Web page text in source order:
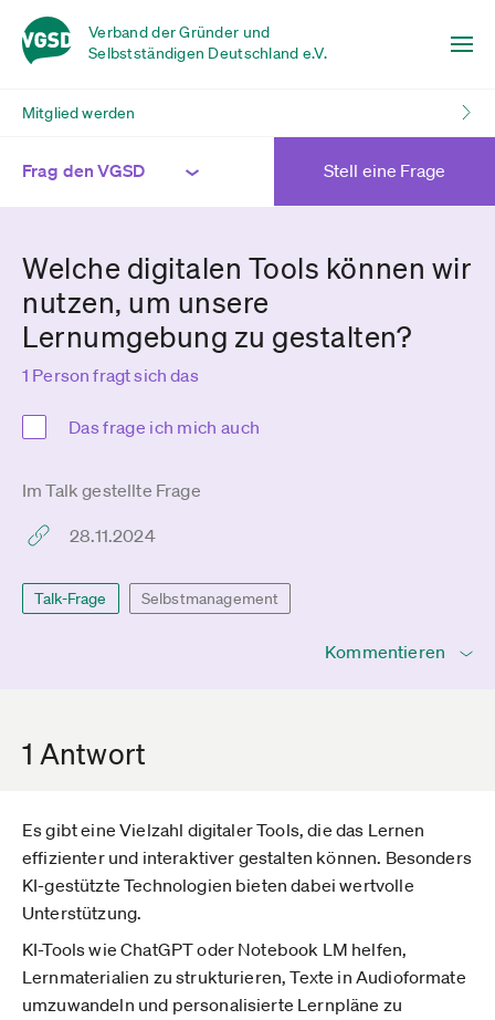
Verband der Gründer und
Selbstständigen Deutschland e.V.
Mitglied werden
Frag den VGSD Stell eine Frage
Welche digitalen Tools können wir
nutzen, um unsere
Lernumgebung zu gestalten?
1 Person fragt sich das
Das frage ich mich auch
Im Talk gestellte Frage
28.11.2024
Talk-Frage Selbstmanagement
Kommentieren
1 Antwort
Es gibt eine Vielzahl digitaler Tools, die das Lernen
effizienter und interaktiver gestalten können. Besonders
KI-gestützte Technologien bieten dabei wertvolle
Unterstützung.
KI-Tools wie ChatGPT oder Notebook LM helfen,
Lernmaterialien zu strukturieren, Texte in Audioformate
umzuwandeln und personalisierte Lernpläne zu